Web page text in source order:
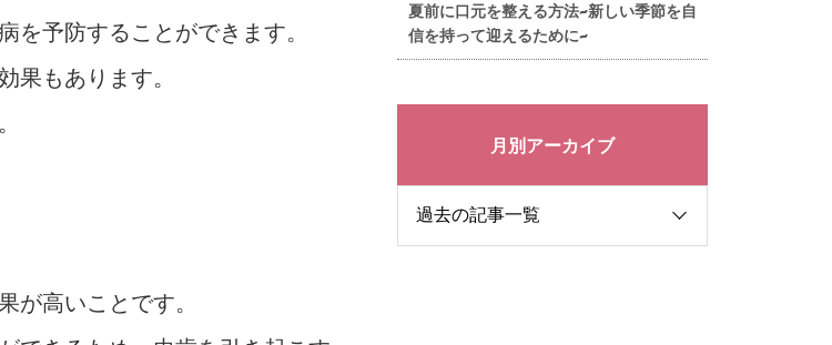
を予防することができます。
果もあります。
が高いことです。
夏前に口元を整える方法~新しい季節を自
信を持って迎えるために~
月別アーカイブ